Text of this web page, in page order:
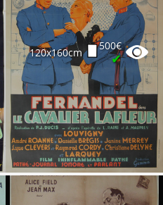
120x160cm
500€
✔